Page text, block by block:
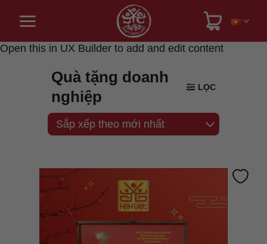
Open this in UX Builder to add and edit content
Quà tặng doanh
nghiệp
LỌC